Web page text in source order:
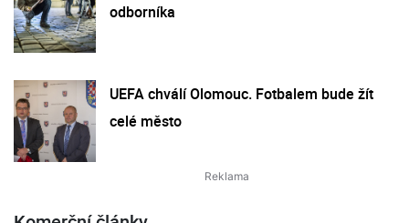
odborníka
UEFA chválí Olomouc. Fotbalem bude žít
celé město